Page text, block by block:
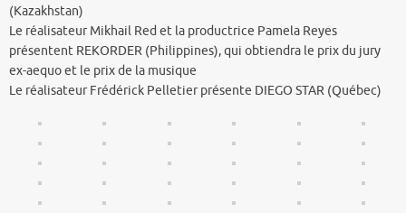
(Kazakhstan)
Le réalisateur Mikhail Red et la productrice Pamela Reyes
présentent REKORDER (Philippines), qui obtiendra le prix du jury
ex-aequo et le prix de la musique
Le réalisateur Frédérick Pelletier présente DIEGO STAR (Québec)